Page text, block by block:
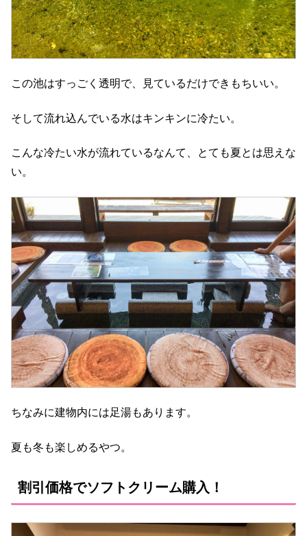
この池はすっごく透明で、見ているだけできもちいい。
そして流れ込んでいる水はキンキンに冷たい。
こんな冷たい水が流れているなんて、とても夏とは思えな
い。
ちなみに建物内には足湯もあります。
夏も冬も楽しめるやつ。
割引価格でソフトクリーム購入！